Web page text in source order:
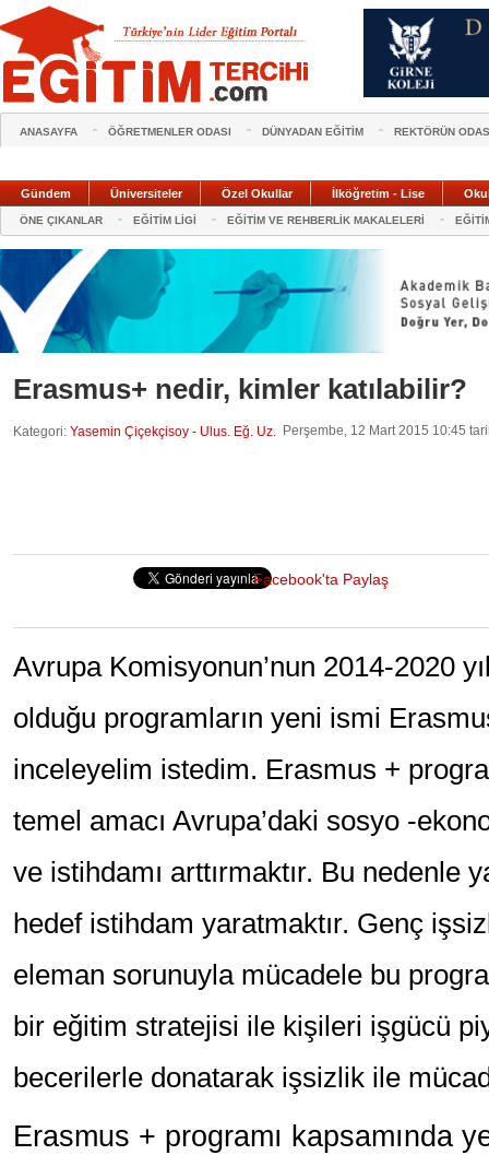
ANASAYFA ÖĞRETMENLER ODASI DÜNYADAN EĞİTİM REKTÖRÜN
Gündem Üniversiteler Özel Okullar İlköğretim - Lise
ÖNE ÇIKANLAR EĞİTİM LİGİ EĞİTİM VE REHBERLİK MAKALELERİ
Erasmus+ nedir, kimler katılabilir?
Kategori: Yasemin Çiçekçisoy - Ulus. Eğ. Uz. Perşembe, 12 Mart 2015 10:45
Facebook'ta Paylaş
Avrupa Komisyonun’nun 2014-2020
olduğu programların yeni ismi
inceleyelim istedim. Erasmus +
temel amacı Avrupa’daki sosyo -
ve istihdamı arttırmaktır. Bu nedenle
hedef istihdam yaratmaktır. Genç
eleman sorunuyla mücadele bu
bir eğitim stratejisi ile kişileri işgücü
becerilerle donatarak işsizlik ile
Erasmus + programı kapsamında